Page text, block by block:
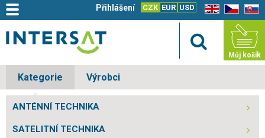
EN CZ SK
CZK EUR USD
Přihlášení
Můj košík
Kategorie Výrobci
ANTÉNNÍ TECHNIKA
SATELITNÍ TECHNIKA